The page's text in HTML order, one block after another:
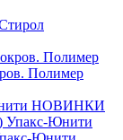
Полимер
Полимер
НОВИНКИ
Упакс-Юнити